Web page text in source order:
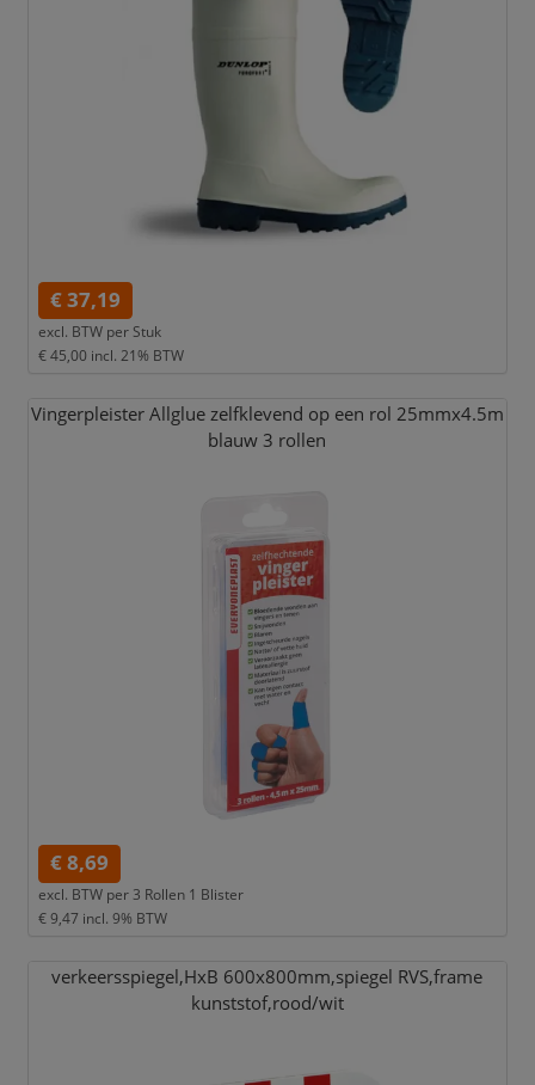
€ 37,19
excl. BTW per Stuk
€ 45,00 incl. 21% BTW
Vingerpleister Allglue zelfklevend op een rol 25mmx4.5m
blauw 3 rollen
€ 8,69
excl. BTW per 3 Rollen 1 Blister
€ 9,47 incl. 9% BTW
verkeersspiegel,HxB 600x800mm,spiegel RVS,frame
kunststof,rood/wit